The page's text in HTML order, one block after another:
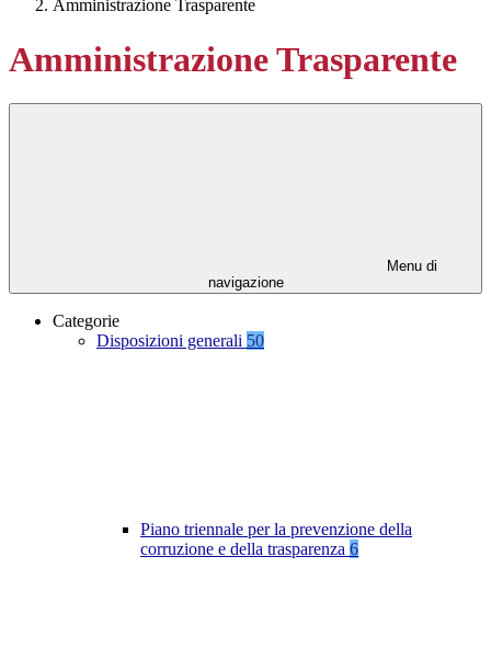
Amministrazione Trasparente
Amministrazione Trasparente
Menu di
navigazione
Categorie
Disposizioni generali 50
Piano triennale per la prevenzione della
corruzione e della trasparenza 6